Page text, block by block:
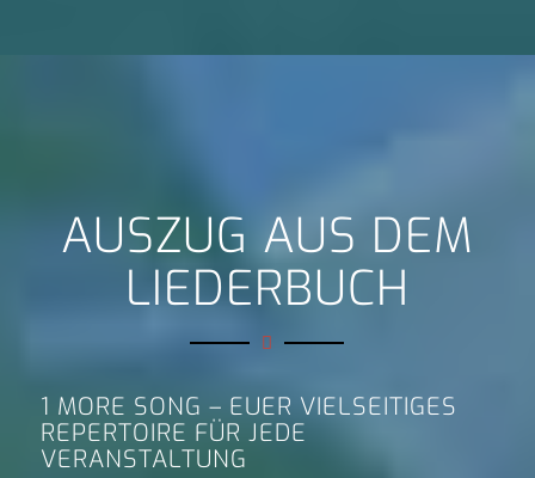
AUSZUG AUS DEM
LIEDERBUCH
1 MORE SONG – EUER VIELSEITIGES
REPERTOIRE FÜR JEDE
VERANSTALTUNG